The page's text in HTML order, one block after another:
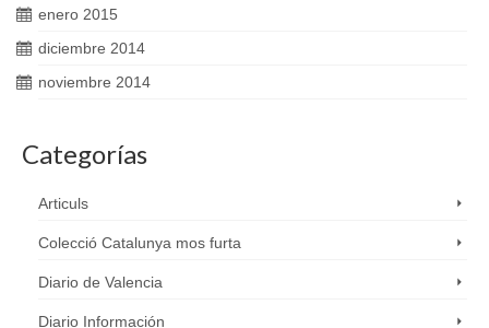
enero 2015
diciembre 2014
noviembre 2014
Categorías
Articuls
Colecció Catalunya mos furta
Diario de Valencia
Diario Información